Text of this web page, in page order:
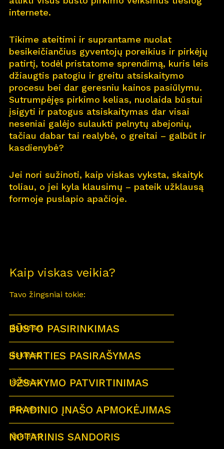
Apiemus
Karjera 11
Naujienos
Nauj ų namų kortelė
Kontaktai
internete.
Tikime ateitimi ir suprantame nuolat
besikeičiančius gyventojų poreikius ir pirkėjų
patirtį, todėl pristatome sprendimą, kuris leis
džiaugtis patogiu ir greitu atsiskaitymo
procesu bei dar geresniu kainos pasiūlymu.
Sutrumpėjęs pirkimo kelias, nuolaida būstui
įsigyti ir patogus atsiskaitymas dar visai
neseniai galėjo sulaukti pelnytų abejonių,
tačiau dabar tai realybė, o greitai – galbūt ir
kasdienybė?
Jei nori sužinoti, kaip viskas vyksta, skaityk
toliau, o jei kyla klausimų – pateik užklausą
formoje puslapio apačioje.
Kaip viskas veikia?
Tavo žingsniai tokie:
Išskleisti
BŪSTO PASIRINKIMAS
Išskleisti
SUTARTIES PASIRAŠYMAS
Išskleisti
UŽSAKYMO PATVIRTINIMAS
Išskleisti
PRADINIO ĮNAŠO APMOKĖJIMAS
Išskleisti
NOTARINIS SANDORIS